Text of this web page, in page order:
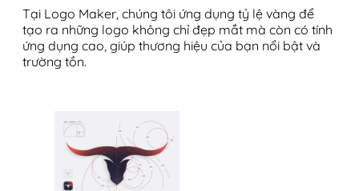
Tại Logo Maker, chúng tôi ứng dụng tỷ lệ vàng để
tạo ra những logo không chỉ đẹp mắt mà còn có tính
ứng dụng cao, giúp thương hiệu của bạn nổi bật và
trường tồn.